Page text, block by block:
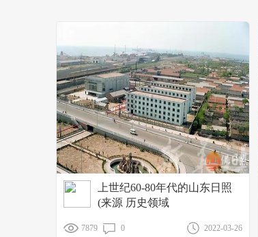
上世纪60-80年代的山东日照
(来源 历史领域
7879 0 2022-03-26